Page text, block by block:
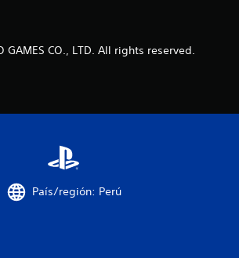
a
i
GAMES CO., LTD. All rights reserved.
País/región: Perú